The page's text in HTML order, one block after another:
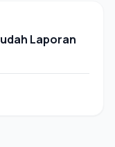
Laporan